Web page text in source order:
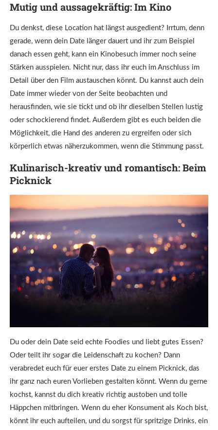
Mutig und aussagekräftig: Im Kino
Du denkst, diese Location hat längst ausgedient? Irrtum, denn
gerade, wenn dein Date länger dauert und ihr zum Beispiel
danach essen geht, kann ein Kinobesuch immer noch seine
Stärken ausspielen. Nicht nur, dass ihr euch im Anschluss im
Detail über den Film austauschen könnt. Du kannst auch dein
Date immer wieder von der Seite beobachten und
herausfinden, wie sie tickt und ob ihr dieselben Stellen lustig
oder schockierend findet. Außerdem gibt es euch beiden die
Möglichkeit, die Hand des anderen zu ergreifen oder sich
körperlich etwas näherzukommen, wenn die Stimmung passt.
Kulinarisch-kreativ und romantisch: Beim
Picknick
Du oder dein Date seid echte Foodies und liebt gutes Essen?
Oder teilt ihr sogar die Leidenschaft zu kochen? Dann
verabredet euch für euer erstes Date zu einem Picknick, das
ihr ganz nach euren Vorlieben gestalten könnt. Wenn du gerne
kochst, kannst du dich kreativ richtig austoben und tolle
Häppchen mitbringen. Wenn du eher Konsument als Koch bist,
könnt ihr euch aufteilen, und du sorgst für spritzige Drinks, ein